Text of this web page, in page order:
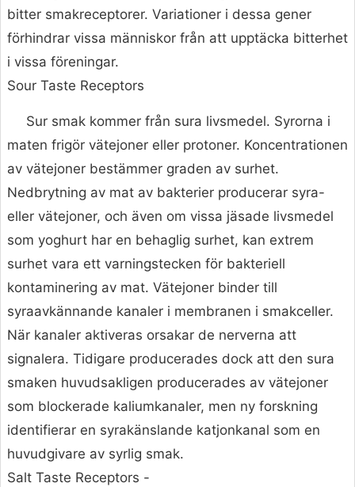
bitter smakreceptorer. Variationer i dessa gener
förhindrar vissa människor från att upptäcka bitterhet
i vissa föreningar.
Sour Taste Receptors
Sur smak kommer från sura livsmedel. Syrorna i
maten frigör vätejoner eller protoner. Koncentrationen
av vätejoner bestämmer graden av surhet.
Nedbrytning av mat av bakterier producerar syra-
eller vätejoner, och även om vissa jäsade livsmedel
som yoghurt har en behaglig surhet, kan extrem
surhet vara ett varningstecken för bakteriell
kontaminering av mat. Vätejoner binder till
syraavkännande kanaler i membranen i smakceller.
När kanaler aktiveras orsakar de nerverna att
signalera. Tidigare producerades dock att den sura
smaken huvudsakligen producerades av vätejoner
som blockerade kaliumkanaler, men ny forskning
identifierar en syrakänslande katjonkanal som en
huvudgivare av syrlig smak.
Salt Taste Receptors -